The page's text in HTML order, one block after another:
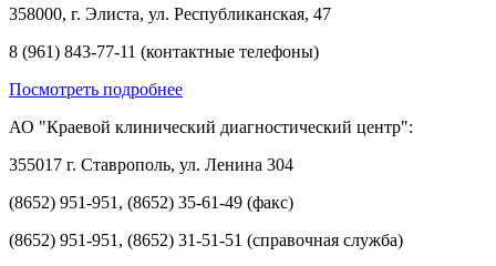
358000, г. Элиста, ул. Республиканская, 47
8 (961) 843-77-11 (контактные телефоны)
Посмотреть подробнее
АО "Краевой клинический диагностический центр":
355017 г. Ставрополь, ул. Ленина 304
(8652) 951-951, (8652) 35-61-49 (факс)
(8652) 951-951, (8652) 31-51-51 (справочная служба)